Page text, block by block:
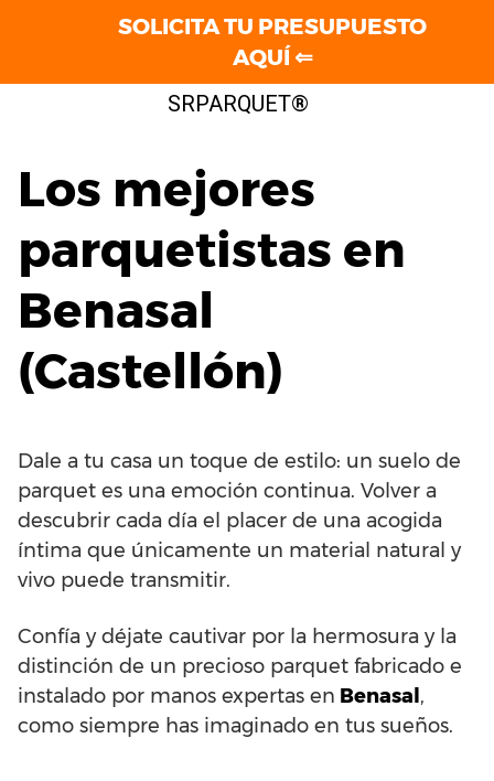
SRPARQUET®
Los mejores
parquetistas en
Benasal
(Castellón)
Dale a tu casa un toque de estilo: un suelo de
parquet es una emoción continua. Volver a
descubrir cada día el placer de una acogida
íntima que únicamente un material natural y
vivo puede transmitir.
Confía y déjate cautivar por la hermosura y la
distinción de un precioso parquet fabricado e
instalado por manos expertas en Benasal ,
como siempre has imaginado en tus sueños.
SOLICITA TU PRESUPUESTO
AQUÍ ⇐